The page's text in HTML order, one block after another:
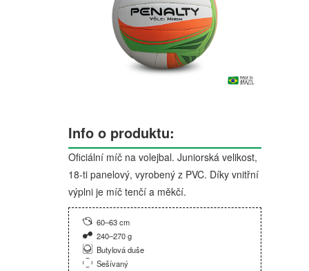
Info o produktu:
Oficiální míč na volejbal. Juniorská velikost,
18-ti panelový, vyrobený z PVC. Díky vnitřní
výplni je míč tenčí a měkčí.
60–63 cm
240–270 g
Butylová duše
Sešívaný